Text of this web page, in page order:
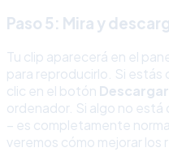
Paso 5: Mira y
Tu clip aparecerá en el
para reproducirlo. Si
clic en el botón Descargar
ordenador. Si algo no
– es completamente
veremos cómo mejorar los